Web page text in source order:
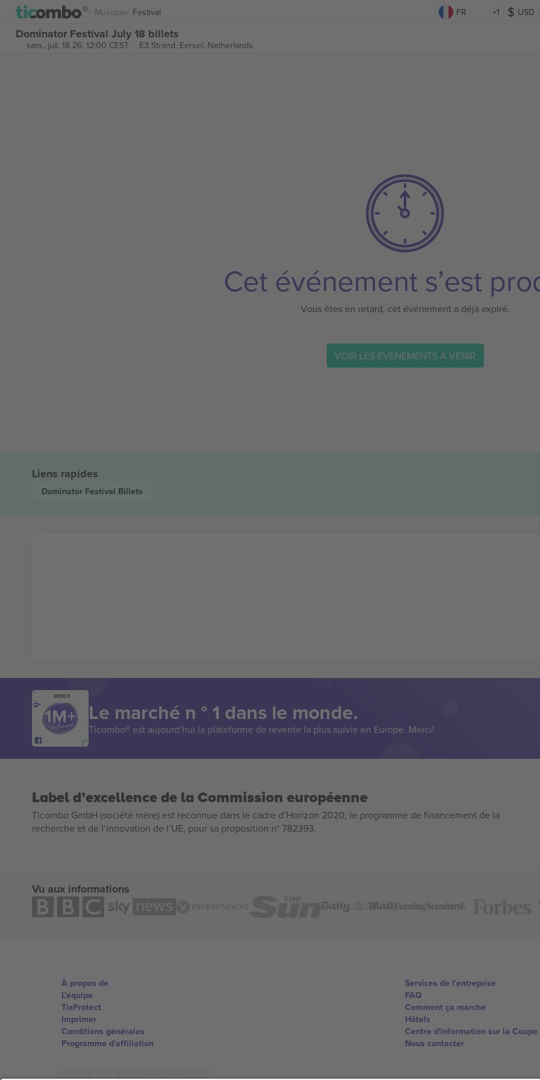
Musique Festival FR +1 USD
Dominator Festival July 18 billets
sam., juil. 18 26, 12:00 CEST E3 Strand, Eersel, Netherlands
Cet événement s’est
Vous êtes en retard, cet événement a déjà expiré.
VOIR LES ÉVÉNEMENTS À VENIR
Liens rapides
Dominator Festival Billets
MERCI!
Le marché n ° 1 dans le monde.
Ticombo® est aujourd’hui la plateforme de revente la plus suivie en Europe. Merci!
Label d’excellence de la Commission européenne
Ticombo GmbH (société mère) est reconnue dans le cadre d’Horizon 2020, le programme de financement de la
recherche et de l’innovation de l’UE, pour sa proposition n° 782393.
Vu aux informations
À propos de
L'équipe
TixProtect
Imprimer
Conditions générales
Programme d'affiliation
Services de l'entreprise
FAQ
Comment ça marche
Hôtels
Centre d'information sur la Coupe
Nous contacter